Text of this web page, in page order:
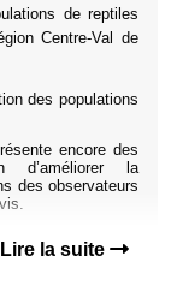
de reptiles
Centre-Val de
des populations
encore des
d’améliorer la
des observateurs
Lire la suite